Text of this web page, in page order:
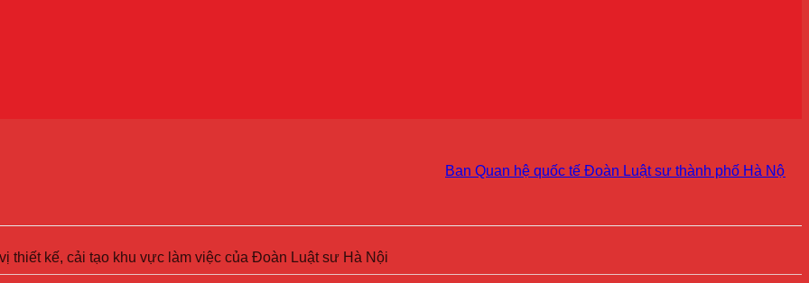
Ban Quan hệ quốc tế Đoàn Luật sư thành phố Hà Nội kiện
thiết kế, cải tạo khu vực làm việc của Đoàn Luật sư Hà Nội